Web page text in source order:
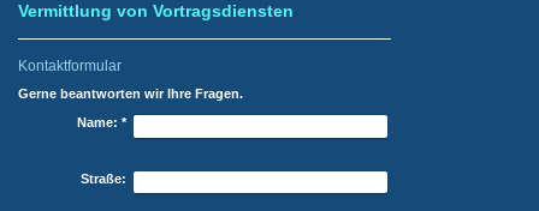
Vermittlung von Vortragsdiensten
Kontaktformular
Gerne beantworten wir Ihre Fragen.
Name: *
Straße: